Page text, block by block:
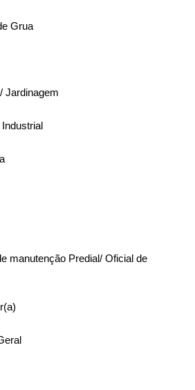
Grua
Jardinagem
manutenção Predial/ Oficial de